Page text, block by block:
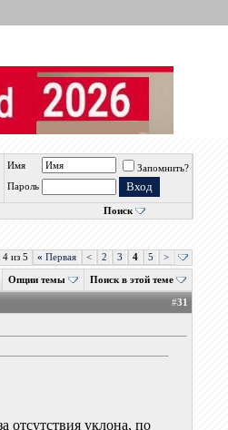
Имя
Запомнить?
Пароль
Поиск
4 из 5 « Первая < 2 3 4 5 >
Опции темы Поиск в этой теме
#31
отсутствия уклона, по